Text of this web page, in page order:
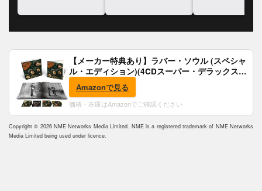
【メーカー特典あり】ラバー・ソウル (スペシャ
ル・エディション)(4CDスーパー・デラックス)
(完全生産限定盤)(SHM-CD)(特典:B2ポスター付)
Amazonで見る
価格・在庫はAmazonでご確認ください
Copyright © 2026 NME Networks Media Limited. NME is a registered trademark of NME Networks
Media Limited being used under licence.